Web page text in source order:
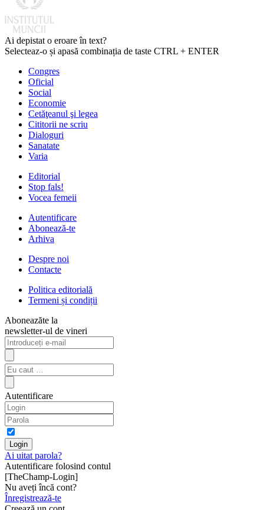
Ai depistat o eroare în text?
Selecteaz-o și apasă combinația de taste CTRL + ENTER
Congres
Oficial
Social
Economie
Cetăţeanul şi legea
Cititorii ne scriu
Dialoguri
Sanatate
Varia
Editorial
Stop fals!
Vocea femeii
Autentificare
Abonează-te
Arhiva
Despre noi
Contacte
Politica editorială
Termeni și condiții
Aboneazăte la
newsletter-ul de vineri
Autentificare
Ai uitat parola?
Autentificare folosind contul
[TheChamp-Login]
Nu aveți încă cont?
Înregistrează-te